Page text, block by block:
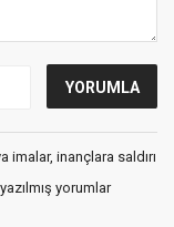
inançlara saldırı
yorumlar